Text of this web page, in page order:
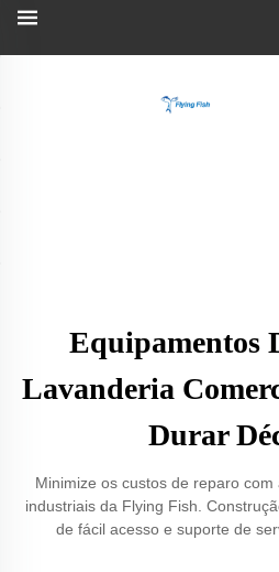
Equipamentos
Lavanderia
Durar
Minimize os custos de reparo
industriais da Flying Fish.
de fácil acesso e suporte de